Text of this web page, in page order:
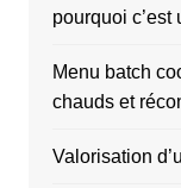
pourquoi c’est
Menu batch
chauds et
Valorisation